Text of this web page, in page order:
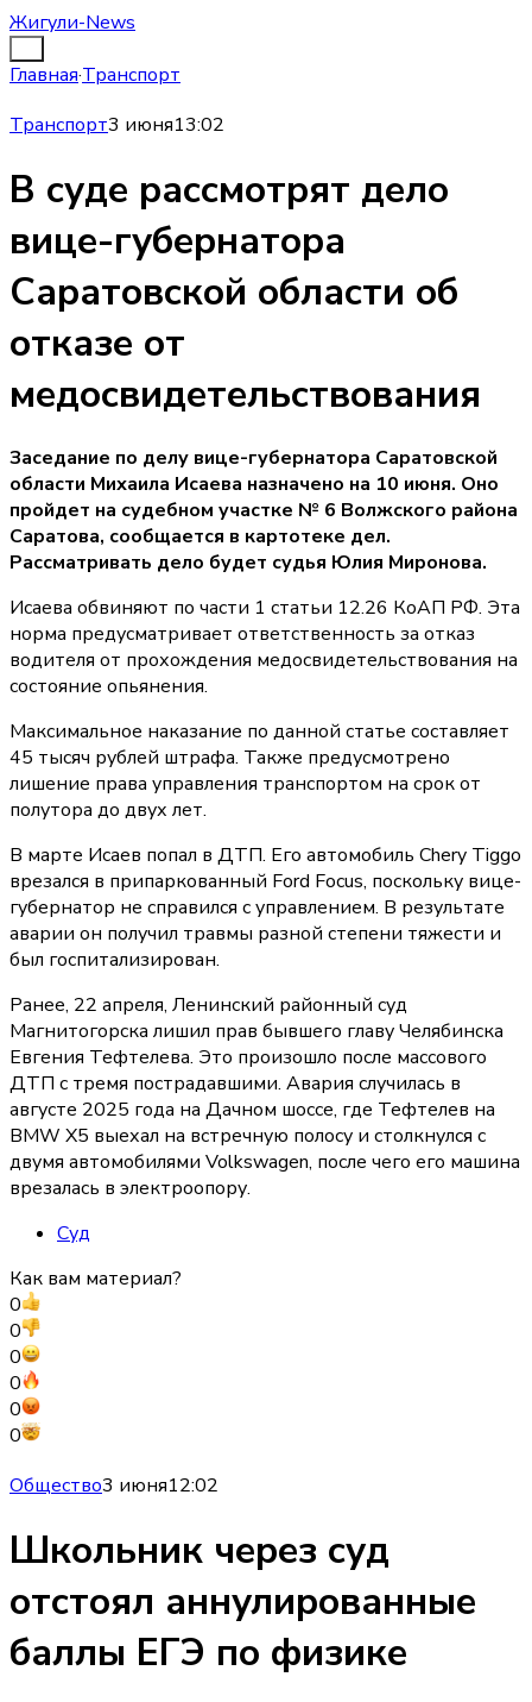
Жигули-News
Главная·Транспорт
Транспорт3 июня13:02
В суде рассмотрят дело
вице-губернатора
Саратовской области об
отказе от
медосвидетельствования
Заседание по делу вице-губернатора Саратовской
области Михаила Исаева назначено на 10 июня. Оно
пройдет на судебном участке № 6 Волжского района
Саратова, сообщается в картотеке дел.
Рассматривать дело будет судья Юлия Миронова.
Исаева обвиняют по части 1 статьи 12.26 КоАП РФ. Эта
норма предусматривает ответственность за отказ
водителя от прохождения медосвидетельствования на
состояние опьянения.
Максимальное наказание по данной статье составляет
45 тысяч рублей штрафа. Также предусмотрено
лишение права управления транспортом на срок от
полутора до двух лет.
В марте Исаев попал в ДТП. Его автомобиль Chery Tiggo
врезался в припаркованный Ford Focus, поскольку вице-
губернатор не справился с управлением. В результате
аварии он получил травмы разной степени тяжести и
был госпитализирован.
Ранее, 22 апреля, Ленинский районный суд
Магнитогорска лишил прав бывшего главу Челябинска
Евгения Тефтелева. Это произошло после массового
ДТП с тремя пострадавшими. Авария случилась в
августе 2025 года на Дачном шоссе, где Тефтелев на
BMW X5 выехал на встречную полосу и столкнулся с
двумя автомобилями Volkswagen, после чего его машина
врезалась в электроопору.
Суд
Как вам материал?
0
0
0
0
0
0
Общество3 июня12:02
Школьник через суд
отстоял аннулированные
баллы ЕГЭ по физике